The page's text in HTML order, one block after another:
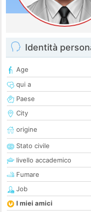
Identità
Age
qui a
Paese
City
origine
Stato civile
livello accademico
Fumare
Job
I miei amici